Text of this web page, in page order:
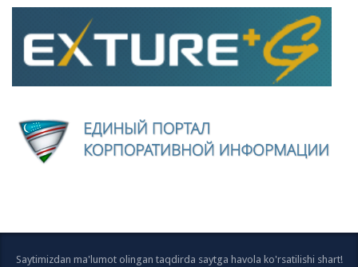
Saytimizdan ma'lumot olingan taqdirda saytga havola ko'rsatilishi shart!